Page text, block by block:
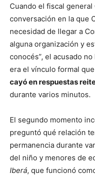
Cuando el fiscal general
conversación en la que
necesidad de llegar a
alguna organización y
conocés”, el acusado
era el vínculo formal
cayó en respuestas
durante varios minutos.
El segundo momento
preguntó qué relación
permanencia durante
del niño y menores de
Iberá, que funcionó